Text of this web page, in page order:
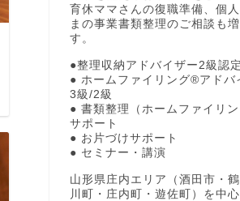
育休ママさんの復職準備、個
まの事業書類整理のご相談も
す。
●整理収納アドバイザー2級認
● ホームファイリング®アドバ
3級/2級
● 書類整理（ホームファイリン
サポート
● お片づけサポート
● セミナー・講演
山形県庄内エリア（酒田市・
川町・庄内町・遊佐町）を中